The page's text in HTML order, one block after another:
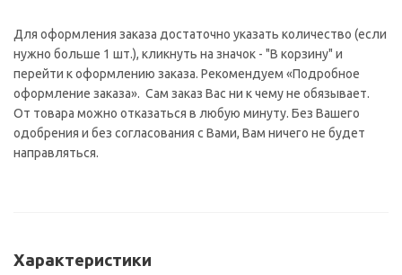
Для оформления заказа достаточно указать количество (если
нужно больше 1 шт.), кликнуть на значок - "В корзину" и
перейти к оформлению заказа. Рекомендуем «Подробное
оформление заказа». Сам заказ Вас ни к чему не обязывает.
От товара можно отказаться в любую минуту. Без Вашего
одобрения и без согласования с Вами, Вам ничего не будет
направляться.
Характеристики